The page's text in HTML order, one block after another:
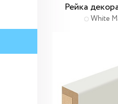
Рейка
White